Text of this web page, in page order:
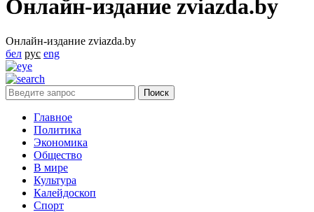
Онлайн-издание zviazda.by
Онлайн-издание zviazda.by
бел рус eng
Главное
Политика
Экономика
Общество
В мире
Культура
Калейдоскоп
Спорт